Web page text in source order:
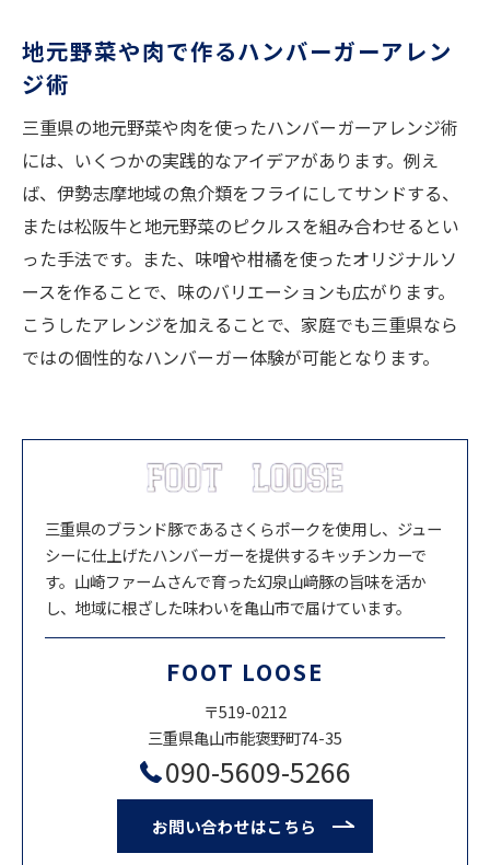
地元野菜や肉で作るハンバーガーアレン
ジ術
三重県の地元野菜や肉を使ったハンバーガーアレンジ術
には、いくつかの実践的なアイデアがあります。例え
ば、伊勢志摩地域の魚介類をフライにしてサンドする、
または松阪牛と地元野菜のピクルスを組み合わせるとい
った手法です。また、味噌や柑橘を使ったオリジナルソ
ースを作ることで、味のバリエーションも広がります。
こうしたアレンジを加えることで、家庭でも三重県なら
ではの個性的なハンバーガー体験が可能となります。
三重県のブランド豚であるさくらポークを使用し、ジュー
シーに仕上げたハンバーガーを提供するキッチンカーで
す。山崎ファームさんで育った幻泉山﨑豚の旨味を活か
し、地域に根ざした味わいを亀山市で届けています。
FOOT LOOSE
〒519-0212
三重県亀山市能褒野町74-35
090-5609-5266
お問い合わせはこちら